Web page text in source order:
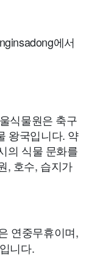
에서
식물원은 축구
왕국입니다. 약
의 식물 문화를
, 호수, 습지가
연중무휴이며,
니다.